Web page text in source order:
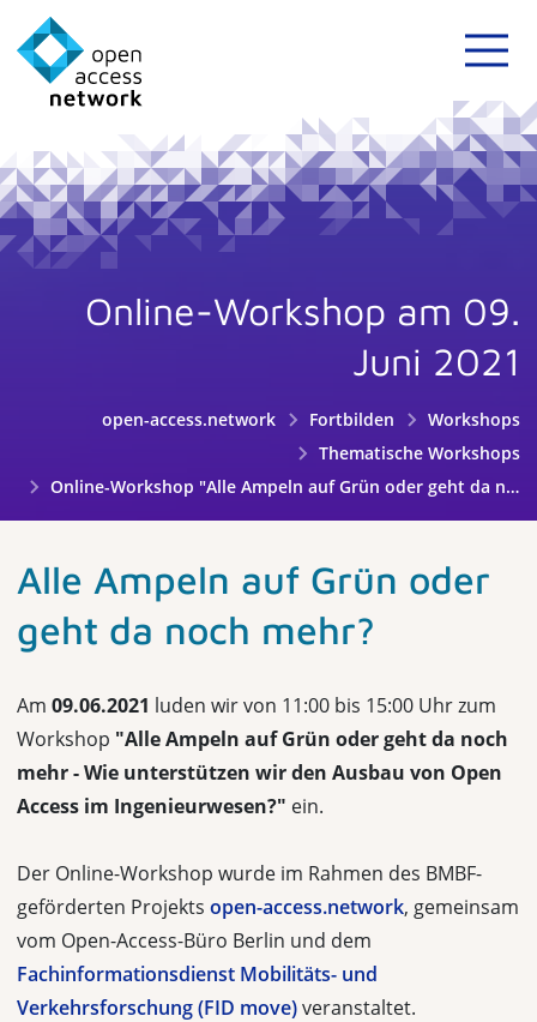
Online-Workshop am 09.
Juni 2021
open-access.network Fortbilden
Workshops
Thematische Workshops
Online-Workshop "Alle Ampeln auf Grün oder geht da noch mehr - Wie unterstützen wir den Ausbau von Open Access im Ingenieurwesen?" am 09.06.2021
Alle Ampeln auf Grün oder
geht da noch mehr?
Am 09.06.2021 luden wir von 11:00 bis 15:00 Uhr zum
Workshop "Alle Ampeln auf Grün oder geht da noch
mehr - Wie unterstützen wir den Ausbau von Open
Access im Ingenieurwesen?" ein.
Der Online-Workshop wurde im Rahmen des BMBF-
geförderten Projekts open-access.network, gemeinsam
vom Open-Access-Büro Berlin und dem
Fachinformationsdienst Mobilitäts- und
Verkehrsforschung (FID move)veranstaltet.